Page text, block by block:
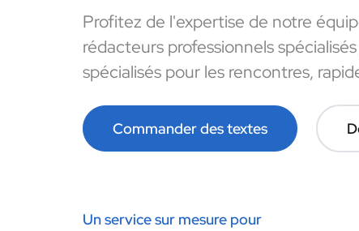
Profitez de l'expertise de notre
rédacteurs professionnels
spécialisés pour les rencontres,
Commander des textes
Un service sur mesure pour